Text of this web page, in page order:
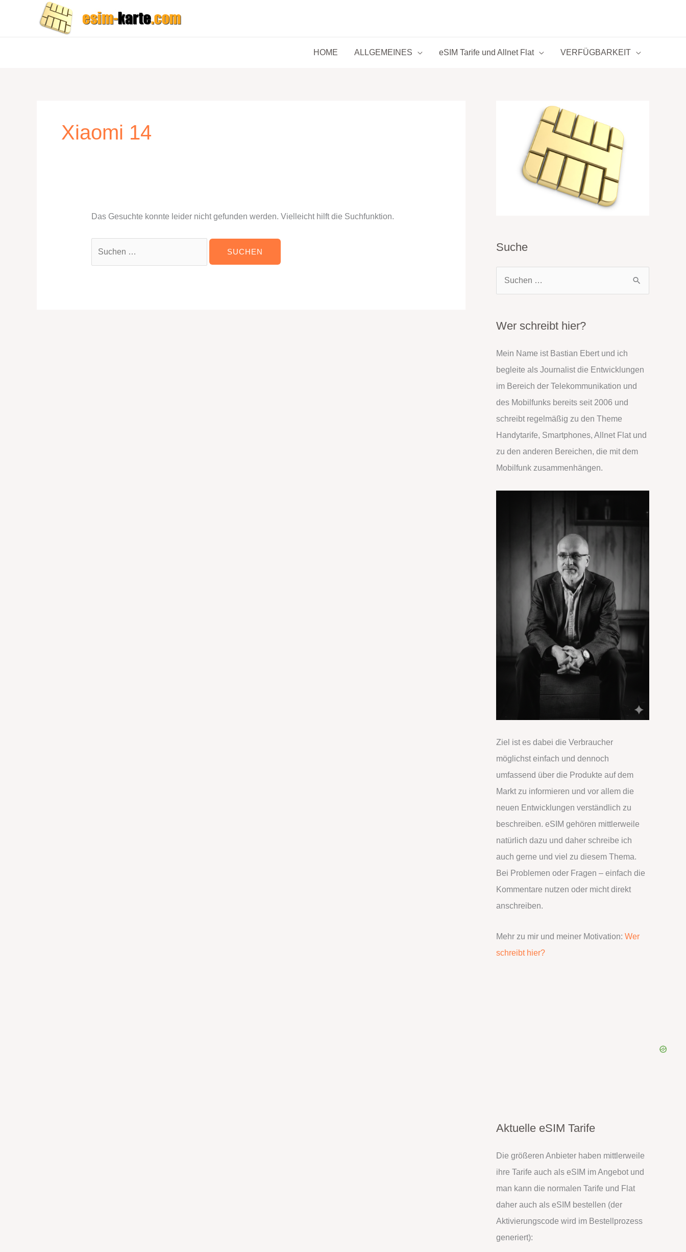
HOME
ALLGEMEINES eSIM Tarife und Allnet Flat VERFÜGBARKEIT
Xiaomi 14
Das Gesuchte konnte leider nicht gefunden werden. Vielleicht hilft die Suchfunktion.
Suche
h
n
n
a
c
h
:
Wer schreibt hier?
Mein Name ist Bastian Ebert und ich
begleite als Journalist die Entwicklungen
im Bereich der Telekommunikation und
des Mobilfunks bereits seit 2006 und
schreibt regelmäßig zu den Theme
Handytarife, Smartphones, Allnet Flat und
zu den anderen Bereichen, die mit dem
Mobilfunk zusammenhängen.
Ziel ist es dabei die Verbraucher
möglichst einfach und dennoch
umfassend über die Produkte auf dem
Markt zu informieren und vor allem die
neuen Entwicklungen verständlich zu
beschreiben. eSIM gehören mittlerweile
natürlich dazu und daher schreibe ich
auch gerne und viel zu diesem Thema.
Bei Problemen oder Fragen – einfach die
Kommentare nutzen oder micht direkt
anschreiben.
Mehr zu mir und meiner Motivation: Wer
schreibt hier?
Aktuelle eSIM Tarife
Die größeren Anbieter haben mittlerweile
ihre Tarife auch als eSIM im Angebot und
man kann die normalen Tarife und Flat
daher auch als eSIM bestellen (der
Aktivierungscode wird im Bestellprozess
generiert):